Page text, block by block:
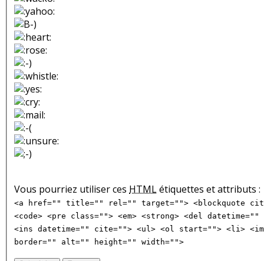
Vous pourriez utiliser ces HTMLétiquettes et attributs :
<a href="" title="" rel="" target=""> <blockquote
<code> <pre class=""> <em> <strong> <del
<ins datetime="" cite=""> <ul> <ol start=""> <li>
border="" alt="" height="" width="">